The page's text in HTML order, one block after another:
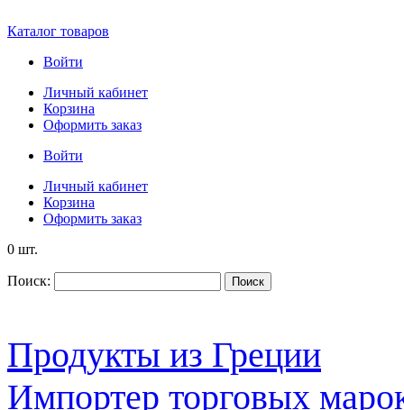
Каталог товаров
Войти
Личный кабинет
Корзина
Оформить заказ
Войти
Личный кабинет
Корзина
Оформить заказ
0 шт.
Поиск: Поиск
Продукты из Греции
Импортер торговых